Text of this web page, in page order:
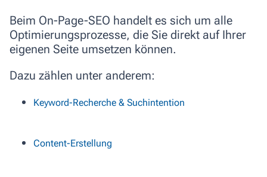
Beim On-Page-SEO handelt es sich um alle
Optimierungsprozesse, die Sie direkt auf Ihrer
eigenen Seite umsetzen können.
Dazu zählen unter anderem:
Keyword-Recherche & Suchintention
Content-Erstellung